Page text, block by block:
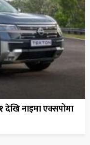
देखि नाइमा एक्सपोमा